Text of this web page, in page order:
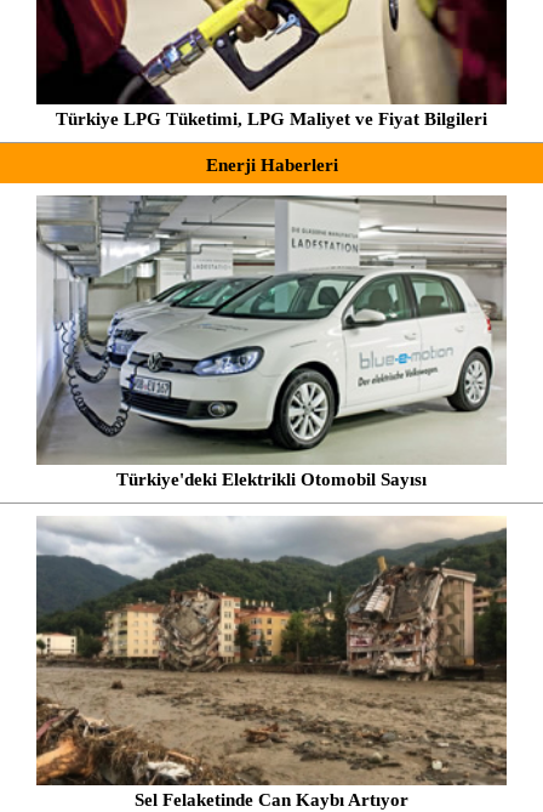
Türkiye LPG Tüketimi, LPG Maliyet ve Fiyat Bilgileri
Enerji Haberleri
Türkiye'deki Elektrikli Otomobil Sayısı
Sel Felaketinde Can Kaybı Artıyor